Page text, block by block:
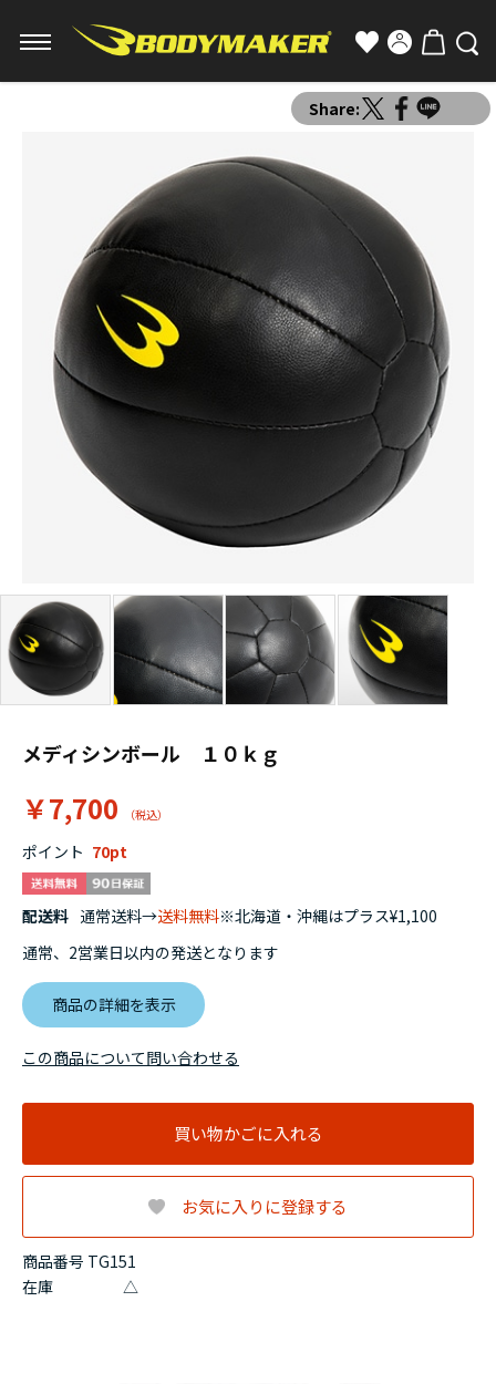
Share:
メディシンボール １０ｋｇ
￥7,700
商品番号 TG151
ポイント 70
在庫 △
配送料 通常送料→送料無料※北海道・沖縄はプラス¥1,100
通常、2営業日以内の発送となります
商品の詳細を表示
買い物かごに入れる
お気に入りに登録する
この商品について問い合わせる